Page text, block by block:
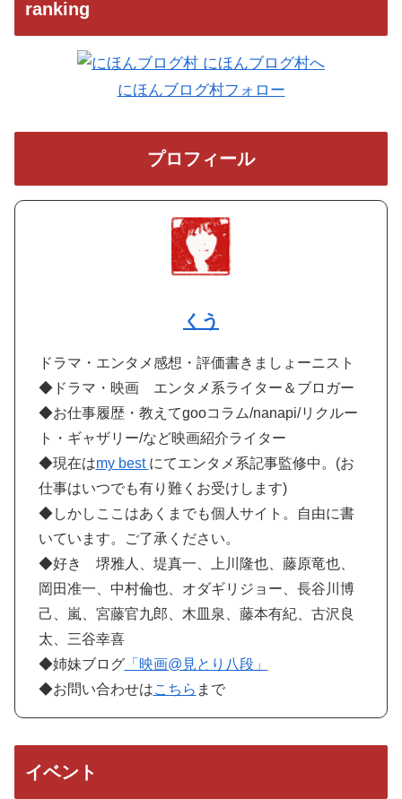
ranking
にほんブログ村フォロー
プロフィール
くう
ドラマ・エンタメ感想・評価書きましょーニスト
◆ドラマ・映画 エンタメ系ライター＆ブロガー
◆お仕事履歴・教えてgooコラム/nanapi/リクルー
ト・ギャザリー/など映画紹介ライター
◆現在はmy best にてエンタメ系記事監修中。(お
仕事はいつでも有り難くお受けします)
◆しかしここはあくまでも個人サイト。自由に書
いています。ご了承ください。
◆好き 堺雅人、堤真一、上川隆也、藤原竜也、
岡田准一、中村倫也、オダギリジョー、長谷川博
己、嵐、宮藤官九郎、木皿泉、藤本有紀、古沢良
太、三谷幸喜
◆姉妹ブログ「映画@見とり八段」
◆お問い合わせはこちら まで
イベント